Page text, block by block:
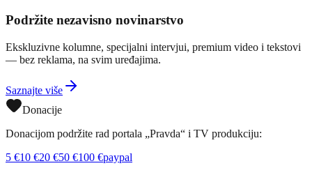
Podržite nezavisno novinarstvo
Ekskluzivne kolumne, specijalni intervjui, premium video i tekstovi
— bez reklama, na svim uređajima.
Saznajte više
Donacije
Donacijom podržite rad portala „Pravda“ i TV produkciju:
5 €10 €20 €50 €100 €paypal